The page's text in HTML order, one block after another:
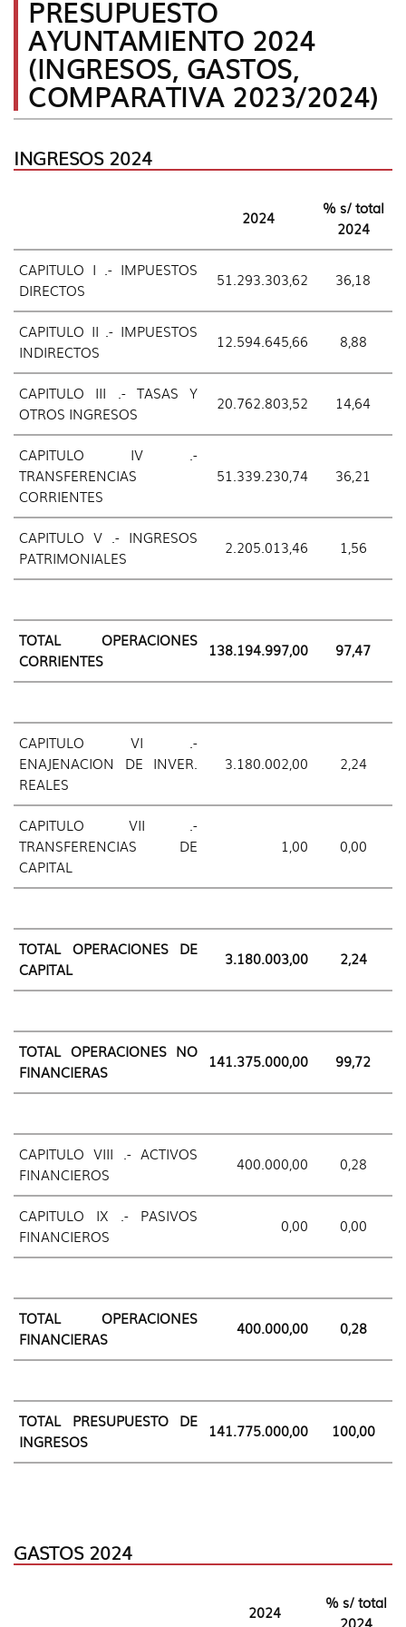
idioma
del
PRESUPUESTO
AYUNTAMIENTO 2024
(INGRESOS, GASTOS,
COMPARATIVA 2023/2024)
INGRESOS 2024
2024
% s/ total
2024
CAPITULO I .- IMPUESTOS
DIRECTOS
51.293.303,62 36,18
CAPITULO II .- IMPUESTOS
INDIRECTOS
12.594.645,66 8,88
CAPITULO III .- TASAS Y
OTROS INGRESOS
20.762.803,52 14,64
CAPITULO IV .-
TRANSFERENCIAS
CORRIENTES
51.339.230,74 36,21
CAPITULO V .- INGRESOS
PATRIMONIALES
2.205.013,46 1,56
TOTAL OPERACIONES
CORRIENTES
138.194.997,00 97,47
CAPITULO VI .-
ENAJENACION DE INVER.
REALES
3.180.002,00 2,24
CAPITULO VII .-
TRANSFERENCIAS DE
CAPITAL
1,00 0,00
TOTAL OPERACIONES DE
CAPITAL
3.180.003,00 2,24
TOTAL OPERACIONES NO
FINANCIERAS
141.375.000,00 99,72
CAPITULO VIII .- ACTIVOS
FINANCIEROS
400.000,00 0,28
CAPITULO IX .- PASIVOS
FINANCIEROS
0,00 0,00
TOTAL OPERACIONES
FINANCIERAS
400.000,00 0,28
TOTAL PRESUPUESTO DE
INGRESOS
141.775.000,00 100,00
GASTOS 2024
2024
% s/ total
2024